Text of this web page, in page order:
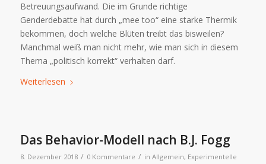
Betreuungsaufwand. Die im Grunde richtige
Genderdebatte hat durch „mee too“ eine starke Thermik
bekommen, doch welche Blüten treibt das bisweilen?
Manchmal weiß man nicht mehr, wie man sich in diesem
Thema „politisch korrekt“ verhalten darf.
Weiterlesen
Das Behavior-Modell nach B.J. Fogg
8. Dezember 2018 / 0 Kommentare / in Allgemein, Experimentelle